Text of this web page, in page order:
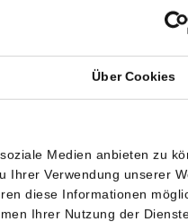
Über Cookies
Medien anbieten zu
Ihrer Verwendung unserer
diese Informationen
Ihrer Nutzung der
Block Street BSB
Plume PLUME